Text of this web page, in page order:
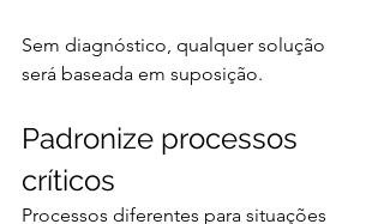
Sem diagnóstico, qualquer solução
será baseada em suposição.
Padronize processos
críticos
Processos diferentes para situações